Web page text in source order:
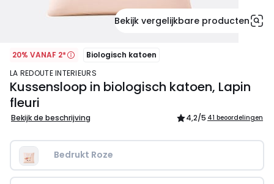
Bekijk vergelijkbare producten
20% VANAF 2*
Biologisch katoen
LA REDOUTE INTERIEURS
Kussensloop in biologisch katoen, Lapin
fleuri
Bekijk de beschrijving 4,2/5 41 beoordelingen
Bedrukt Roze